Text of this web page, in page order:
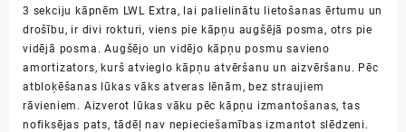
3 sekciju kāpnēm LWL Extra, lai palielinātu lietošanas ērtumu un
drošību, ir divi rokturi, viens pie kāpņu augšējā posma, otrs pie
vidējā posma. Augšējo un vidējo kāpņu posmu savieno
amortizators, kurš atvieglo kāpņu atvēršanu un aizvēršanu. Pēc
atbloķēšanas lūkas vāks atveras lēnām, bez straujiem
rāvieniem. Aizverot lūkas vāku pēc kāpņu izmantošanas, tas
nofiksējas pats, tādēļnav nepieciešamības izmantot slēdzeni.